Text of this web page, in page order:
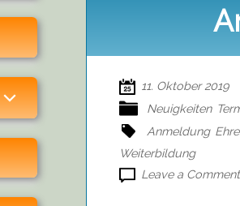
expand child menu
11. Oktober 2019
Neuigkeiten
Anmeldung
Weiterbildung
Leave a Comment